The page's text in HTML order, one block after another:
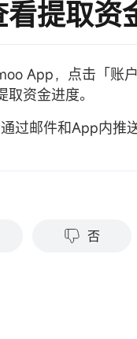
看提取资
App，点击「账
取资金进度。
过邮件和App内推
否